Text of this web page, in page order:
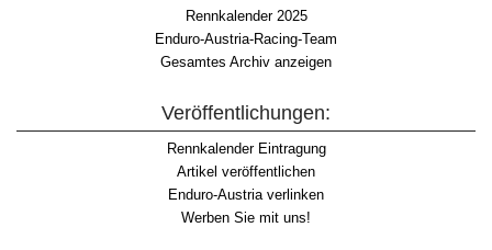
Rennkalender 2025
Enduro-Austria-Racing-Team
Gesamtes Archiv anzeigen
Veröffentlichungen:
Rennkalender Eintragung
Artikel veröffentlichen
Enduro-Austria verlinken
Werben Sie mit uns!